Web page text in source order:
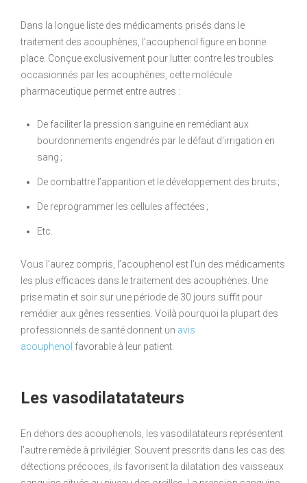
Dans la longue liste des médicaments prisés dans le
traitement des acouphènes, l’acouphenol figure en bonne
place. Conçue exclusivement pour lutter contre les troubles
occasionnés par les acouphènes, cette molécule
pharmaceutique permet entre autres :
De faciliter la pression sanguine en remédiant aux
bourdonnements engendrés par le défaut d’irrigation en
sang ;
De combattre l’apparition et le développement des bruits ;
De reprogrammer les cellules affectées ;
Etc.
Vous l’aurez compris, l’acouphenol est l’un des médicaments
les plus efficaces dans le traitement des acouphènes. Une
prise matin et soir sur une période de 30 jours suffit pour
remédier aux gênes ressenties. Voilà pourquoi la plupart des
professionnels de santé donnent un avis
acouphenol favorable à leur patient.
Les vasodilatatateurs
En dehors des acouphenols, les vasodilatateurs représentent
l’autre remède à privilégier. Souvent prescrits dans les cas des
détections précoces, ils favorisent la dilatation des vaisseaux